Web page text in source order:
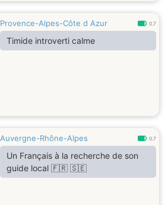
Provence-Alpes-Côte d Azur 0.7
Timide introverti calme
Auvergne-Rhône-Alpes 0.7
Un Français à la recherche de son
guide local 🇫🇷 🇸🇪